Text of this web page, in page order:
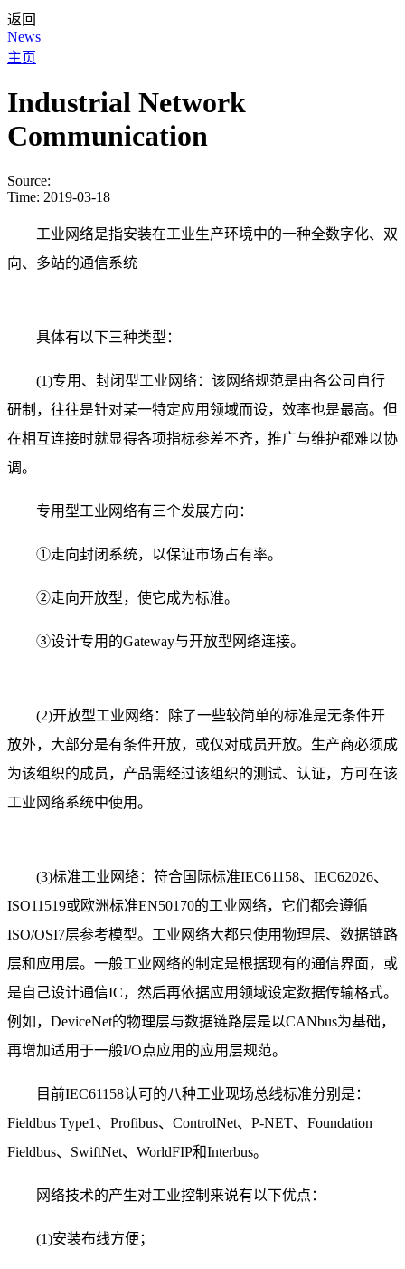
返回
News
主页
Industrial Network
Communication
Source:
Time: 2019-03-18
工业网络是指安装在工业生产环境中的一种全数字化、双
向、多站的通信系统
具体有以下三种类型：
(1)专用、封闭型工业网络：该网络规范是由各公司自行
研制，往往是针对某一特定应用领域而设，效率也是最高。但
在相互连接时就显得各项指标参差不齐，推广与维护都难以协
调。
专用型工业网络有三个发展方向：
①走向封闭系统，以保证市场占有率。
②走向开放型，使它成为标准。
③设计专用的Gateway与开放型网络连接。
(2)开放型工业网络：除了一些较简单的标准是无条件开
放外，大部分是有条件开放，或仅对成员开放。生产商必须成
为该组织的成员，产品需经过该组织的测试、认证，方可在该
工业网络系统中使用。
(3)标准工业网络：符合国际标准IEC61158、IEC62026、
ISO11519或欧洲标准EN50170的工业网络，它们都会遵循
ISO/OSI7层参考模型。工业网络大都只使用物理层、数据链路
层和应用层。一般工业网络的制定是根据现有的通信界面，或
是自己设计通信IC，然后再依据应用领域设定数据传输格式。
例如，DeviceNet的物理层与数据链路层是以CANbus为基础，
再增加适用于一般I/O点应用的应用层规范。
目前IEC61158认可的八种工业现场总线标准分别是：
Fieldbus Type1、Profibus、ControlNet、P-NET、Foundation
Fieldbus、SwiftNet、WorldFIP和Interbus。
网络技术的产生对工业控制来说有以下优点：
(1)安装布线方便；